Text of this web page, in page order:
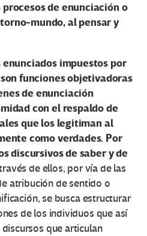
de enunciación o
mundo, al pensar y
impuestos por
funciones objetivadoras
de enunciación
con el respaldo de
que los legitiman al
como verdades. Por
discursivos de saber y de
de ellos, por vía de las
atribución de sentido o
se busca estructurar
de los individuos que así
que articulan